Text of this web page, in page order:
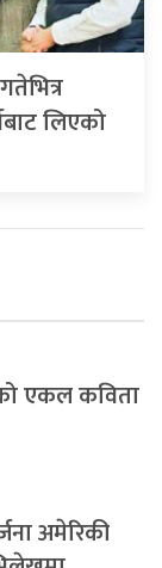
लिएको
एकल कविता
अमेरिकी